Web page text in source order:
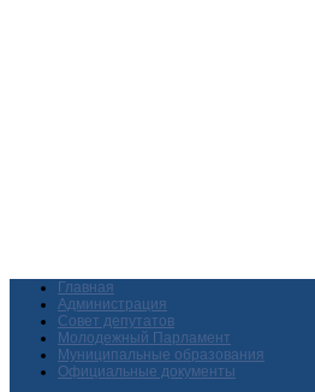
Главная
Администрация
Совет депутатов
Молодежный Парламент
Муниципальные образования
Официальные документы